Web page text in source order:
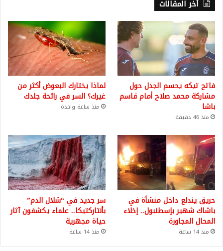
أخر المقالات
فاتح تيكه يحسم الجدل حول
مشاركة محمد صلاح أمام قاسم
باشا
منذ 46 دقيقة
لماذا يختارك البعوض أكثر من
غيرك؟ السر في رائحة جلدك
منذ ساعة واحدة
حريق يندلع داخل منشأة في
باشاك شهير بإسطنبول.. إخلاء
المحال المجاورة
منذ 14 ساعة
سر جديد في “شلال الدم”
بأنتاركتيكا.. علماء يكشفون آثار
حياة مجهرية
منذ 14 ساعة